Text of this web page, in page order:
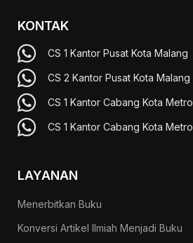
KONTAK
CS 1 Kantor Pusat Kota Malang
CS 2 Kantor Pusat Kota Malang
CS 1 Kantor Cabang Kota Metro
CS 1 Kantor Cabang Kota Metro
LAYANAN
Menerbitkan Buku
Konversi Artikel Ilmiah Menjadi Buku